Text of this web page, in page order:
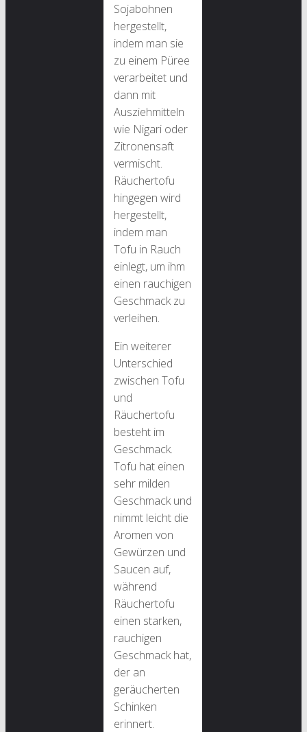
Sojabohnen
hergestellt,
indem man sie
zu einem Püree
verarbeitet und
dann mit
Ausziehmitteln
wie Nigari oder
Zitronensaft
vermischt.
Räuchertofu
hingegen wird
hergestellt,
indem man
Tofu in Rauch
einlegt, um ihm
einen rauchigen
Geschmack zu
verleihen.
Ein weiterer
Unterschied
zwischen Tofu
und
Räuchertofu
besteht im
Geschmack.
Tofu hat einen
sehr milden
Geschmack und
nimmt leicht die
Aromen von
Gewürzen und
Saucen auf,
während
Räuchertofu
einen starken,
rauchigen
Geschmack hat,
der an
geräucherten
Schinken
erinnert.